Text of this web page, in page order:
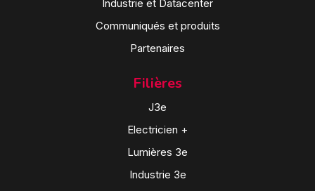
Industrie et Datacenter
Communiqués et produits
Partenaires
Filières
J3e
Electricien +
Lumières 3e
Industrie 3e